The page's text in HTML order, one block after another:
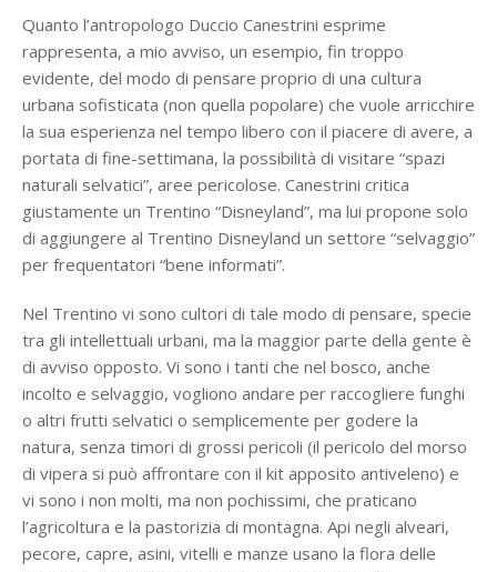
Quanto l’antropologo Duccio Canestrini esprime
rappresenta, a mio avviso, un esempio, fin troppo
evidente, del modo di pensare proprio di una cultura
urbana sofisticata (non quella popolare) che vuole arricchire
la sua esperienza nel tempo libero con il piacere di avere, a
portata di fine-settimana, la possibilità di visitare “spazi
naturali selvatici”, aree pericolose. Canestrini critica
giustamente un Trentino “Disneyland”, ma lui propone solo
di aggiungere al Trentino Disneyland un settore “selvaggio”
per frequentatori “bene informati”.
Nel Trentino vi sono cultori di tale modo di pensare, specie
tra gli intellettuali urbani, ma la maggior parte della gente è
di avviso opposto. Vi sono i tanti che nel bosco, anche
incolto e selvaggio, vogliono andare per raccogliere funghi
o altri frutti selvatici o semplicemente per godere la
natura, senza timori di grossi pericoli (il pericolo del morso
di vipera si può affrontare con il kit apposito antiveleno) e
vi sono i non molti, ma non pochissimi, che praticano
l’agricoltura e la pastorizia di montagna. Api negli alveari,
pecore, capre, asini, vitelli e manze usano la flora delle